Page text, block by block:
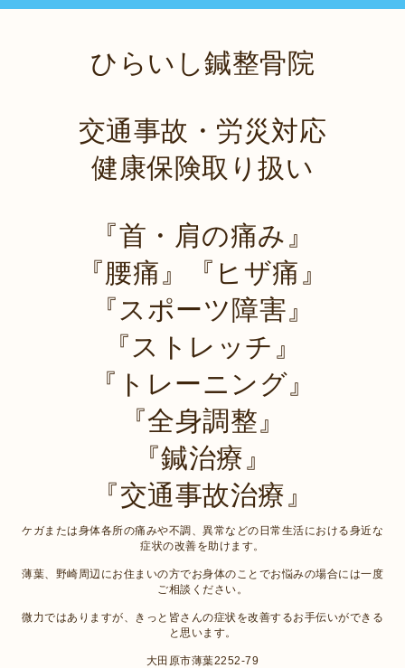
ひらいし鍼整骨院
交通事故・労災対応
健康保険取り扱い
『首・肩の痛み』
『腰痛』『ヒザ痛』
『スポーツ障害』
『ストレッチ』
『トレーニング』
『全身調整』
『鍼治療』
『交通事故治療』
ケガまたは身体各所の痛みや不調、異常などの日常生活における身近な
症状の改善を助けます。
薄葉、野崎周辺にお住まいの方でお身体のことでお悩みの場合には一度
ご相談ください。
微力ではありますが、きっと皆さんの症状を改善するお手伝いができる
と思います。
大田原市薄葉2252-79